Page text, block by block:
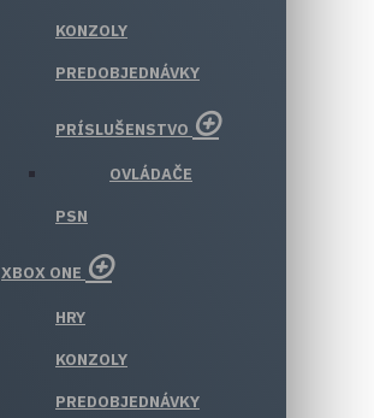
KONZOLY
PREDOBJEDNÁVKY
PRÍSLUŠENSTVO
OVLÁDAČE
PSN
XBOX ONE
HRY
KONZOLY
PREDOBJEDNÁVKY